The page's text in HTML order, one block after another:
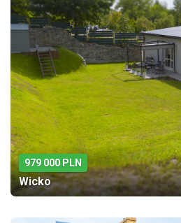
979 000 PLN
Wicko